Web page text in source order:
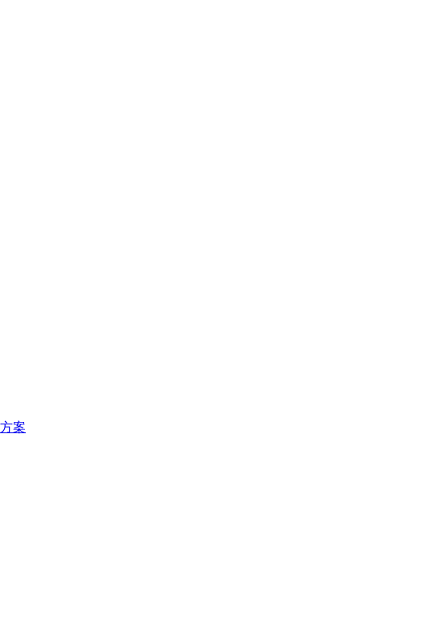
案